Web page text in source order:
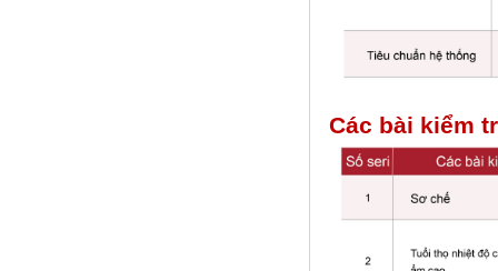
Các bài kiểm